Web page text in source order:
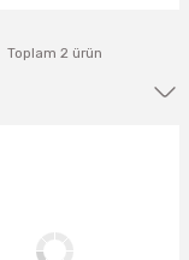
Toplam 2 ürün
TÜKENDİ